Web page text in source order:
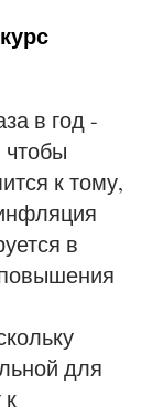
в год -
чтобы
к тому,
в
для